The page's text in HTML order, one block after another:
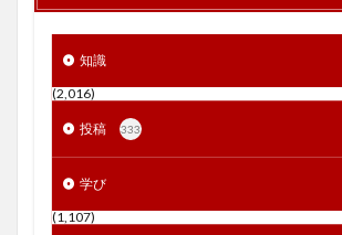
知識
(2,016)
投稿 333
学び
(1,107)